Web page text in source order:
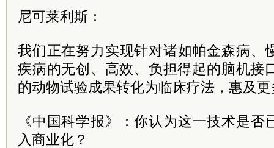
尼可莱利斯：
我们正在努力实现针对诸如帕金森病、
疾病的无创、高效、负担得起的脑机接
的动物试验成果转化为临床疗法，惠及
《中国科学报》：你认为这一技术是
入商业化？